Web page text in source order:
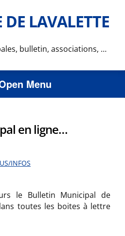
LAVALETTE
bulletin, associations, …
Menu
en ligne…
INFOS
le Bulletin Municipal de
toutes les boites à lettre